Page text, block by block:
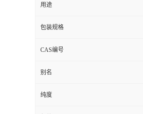
用途
包装规格
CAS编号
别名
纯度